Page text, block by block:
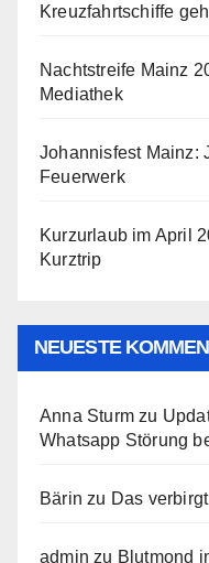
Kreuzfahrtschiffe
Nachtstreife Mainz
Mediathek
Johannisfest Mainz:
Feuerwerk
Kurzurlaub im April
Kurztrip
NEUESTE
Anna Sturm zu
Whatsapp Störung
Bärin zu Das
admin zu Blutmond